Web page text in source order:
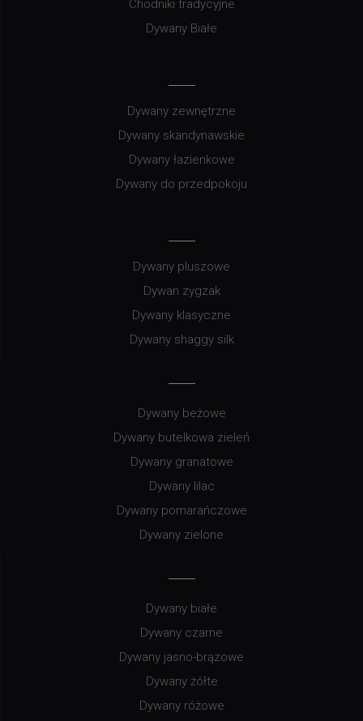
Chodniki tradycyjne
Dywany Białe
Dywany zewnętrzne
Dywany skandynawskie
Dywany łazienkowe
Dywany do przedpokoju
Dywany pluszowe
Dywan zygzak
Dywany klasyczne
Dywany shaggy silk
Dywany beżowe
Dywany butelkowa zieleń
Dywany granatowe
Dywany lilac
Dywany pomarańczowe
Dywany zielone
Dywany białe
Dywany czarne
Dywany jasno-brązowe
Dywany żółte
Dywany różowe